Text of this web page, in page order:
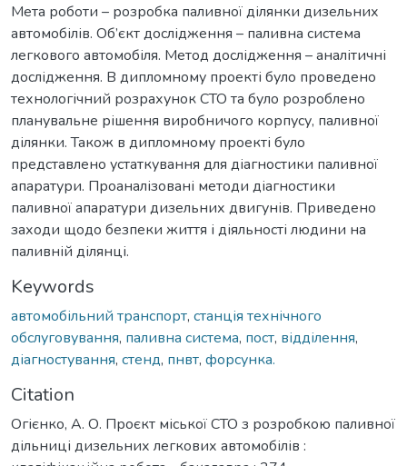
Мета роботи – розробка паливної ділянки дизельних
автомобілів. Об’єкт дослідження – паливна система
легкового автомобіля. Метод дослідження – аналітичні
дослідження. В дипломному проекті було проведено
технологічний розрахунок СТО та було розроблено
планувальне рішення виробничого корпусу, паливної
ділянки. Також в дипломному проекті було
представлено устаткування для діагностики паливної
апаратури. Проаналізовані методи діагностики
паливної апаратури дизельних двигунів. Приведено
заходи щодо безпеки життя і діяльності людини на
паливній ділянці.
Keywords
автомобільний транспорт, станція технічного
обслуговування, паливна система, пост, відділення,
діагностування, стенд, пнвт, форсунка.
Citation
Огієнко, А. О. Проєкт міської СТО з розробкою паливної
дільниці дизельних легкових автомобілів :